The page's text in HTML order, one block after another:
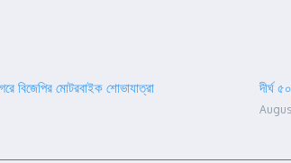
বিজেপির মোটরবাইক শোভাযাত্রা দীর্ঘ